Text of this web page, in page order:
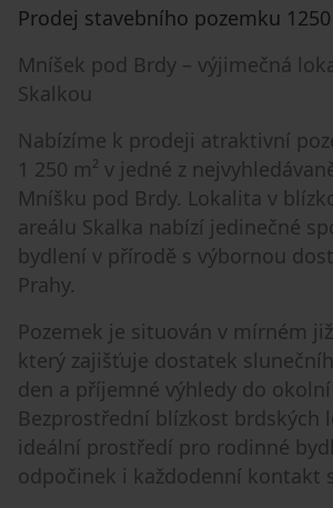
Prodej stavebního pozemku 1250
Mníšek pod Brdy – výjimečná
Skalkou
Nabízíme k prodeji atraktivní
1 250 m² v jedné z
Mníšku pod Brdy. Lokalita v
areálu Skalka nabízí jedinečné
bydlení v přírodě s výbornou
Prahy.
Pozemek je situován v mírném
který zajišťuje dostatek
den a příjemné výhledy do
Bezprostřední blízkost brdských
ideální prostředí pro rodinné
odpočinek i každodenní kontakt